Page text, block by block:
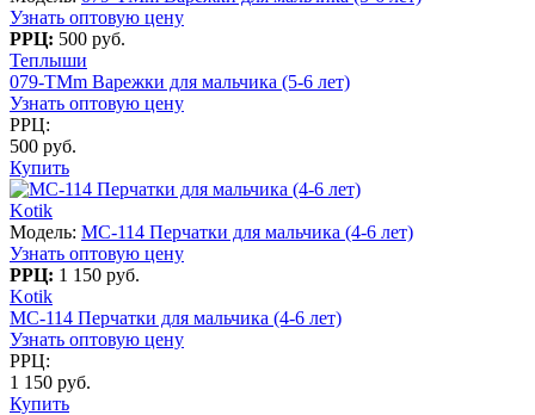
Узнать оптовую цену
РРЦ: 500 руб.
Теплыши
079-TMm Варежки для мальчика (5-6 лет)
Узнать оптовую цену
РРЦ:
500 руб.
Купить
Kotik
Модель: MC-114 Перчатки для мальчика (4-6 лет)
Узнать оптовую цену
РРЦ: 1 150 руб.
Kotik
MC-114 Перчатки для мальчика (4-6 лет)
Узнать оптовую цену
РРЦ:
1 150 руб.
Купить